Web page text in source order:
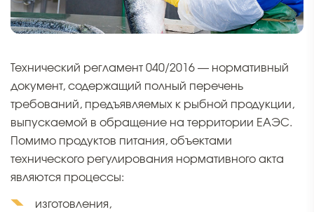
Технический регламент 040/2016 — нормативный
документ, содержащий полный перечень
требований, предъявляемых к рыбной продукции,
выпускаемой в обращение на территории ЕАЭС.
Помимо продуктов питания, объектами
технического регулирования нормативного акта
являются процессы:
изготовления,